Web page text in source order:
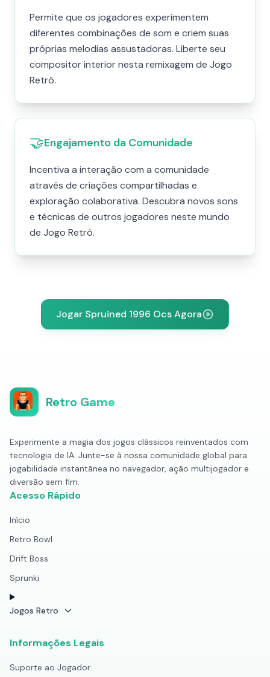
Permite que os jogadores experimentem
diferentes combinações de som e criem suas
próprias melodias assustadoras. Liberte seu
compositor interior nesta remixagem de Jogo
Retrô.
🤝Engajamento da Comunidade
Incentiva a interação com a comunidade
através de criações compartilhadas e
exploração colaborativa. Descubra novos sons
e técnicas de outros jogadores neste mundo
de Jogo Retrô.
Jogar Spruined 1996 Ocs​ Agora
Retro Game
Experimente a magia dos jogos clássicos reinventados com
tecnologia de IA. Junte-se à nossa comunidade global para
jogabilidade instantânea no navegador, ação multijogador e
diversão sem fim.
Acesso Rápido
Início
Retro Bowl
Drift Boss
Sprunki
Jogos Retro
Informações Legais
Suporte ao Jogador